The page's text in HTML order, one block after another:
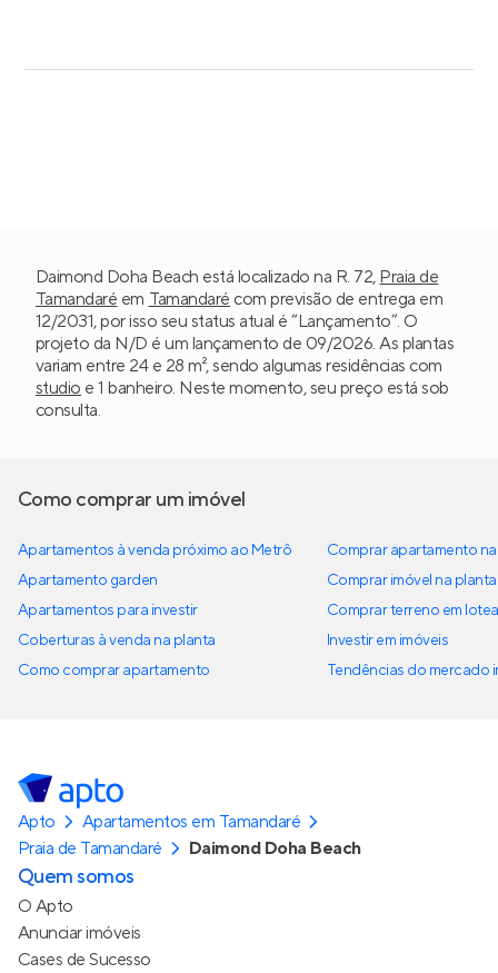
Daimond Doha Beach está localizado na R. 72, Praia de
Tamandaré em Tamandaré com previsão de entrega em
12/2031, por isso seu status atual é “Lançamento”. O
projeto da N/D é um lançamento de 09/2026. As plantas
variam entre 24 e 28 m², sendo algumas residências com
studio e 1 banheiro. Neste momento, seu preço está sob
consulta.
Como comprar um imóvel
Apartamentos à venda próximo ao Metrô
Apartamento garden
Apartamentos para investir
Coberturas à venda na planta
Como comprar apartamento
Comprar apartamento
Comprar imóvel na planta
Comprar terreno em
Investir em imóveis
Tendências do mercado
Apto
Apartamentos em Tamandaré
Praia de Tamandaré
Daimond Doha Beach
Quem somos
O Apto
Anunciar imóveis
Cases de Sucesso